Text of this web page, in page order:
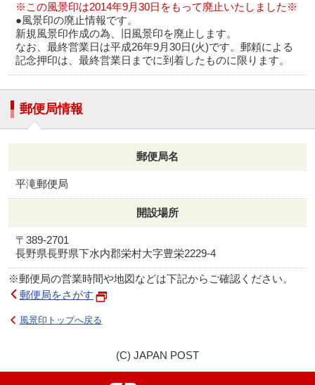
※この風景印は2014年9月30日をもって廃止いたしました※
●風景印の廃止情報です。
新規風景印作成の為、旧風景印を廃止します。
なお、最終営業日は平成26年9月30日(火)です。郵頼による
記念押印は、最終営業日までに到着したものに限ります。
郵便局情報
郵便局名
平滝郵便局
開設場所
〒389-2701
長野県長野県下水内郡栄村大字豊栄2229‐4
※郵便局の営業時間や地図などは下記からご確認ください。
郵便局をさがす
風景印トップへ戻る
(C) JAPAN POST